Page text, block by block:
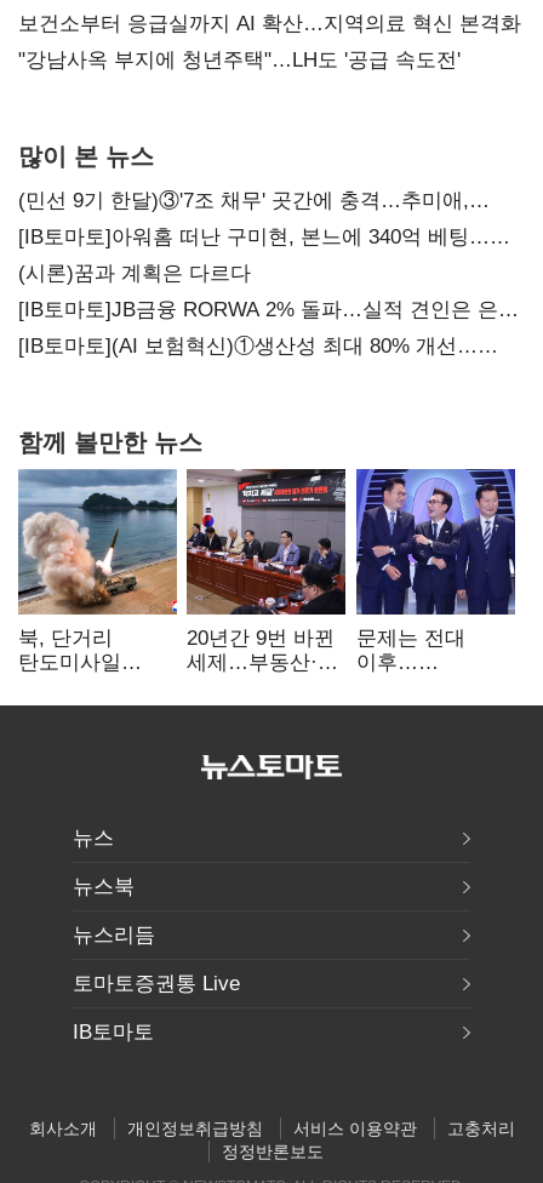
보건소부터 응급실까지 AI 확산…지역의료 혁신 본격화
"강남사옥 부지에 청년주택"…LH도 '공급 속도전'
많이 본 뉴스
(민선 9기 한달)③'7조 채무' 곳간에 충격…추미애,
20년만에 '비상재정' 선언 승부수
[IB토마토]아워홈 떠난 구미현, 본느에 340억 베팅…
가족 지배체제 구축
(시론)꿈과 계획은 다르다
[IB토마토]JB금융 RORWA 2% 돌파…실적 견인은 은행
아닌 캐피탈
[IB토마토](AI 보험혁신)①생산성 최대 80% 개선…
함께 볼만한 뉴스
북, 단거리
탄도미사일
"즉각 중단 촉구"
20년간 9번 바뀐
세제…부동산·
건드렸다
문제는 전대
이후…
뒤집힐 땐
뉴스
뉴스북
뉴스리듬
토마토증권통 Live
IB토마토
회사소개 개인정보취급방침 서비스 이용약관
고충처리
정정반론보도